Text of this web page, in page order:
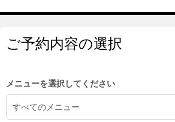
ご予約内容の選択
メニューを選択してください
すべてのメニュー
5:00